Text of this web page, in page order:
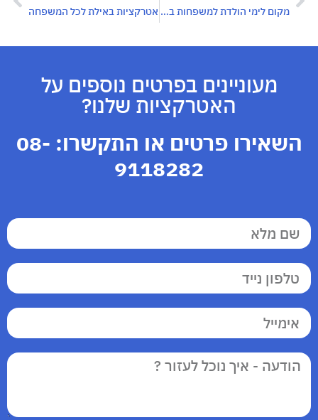
מקום לימי הולדת למשפחות באילת: החוויה המושלמת לחגיגה בלתי נשכחת אטרקציות באילת לכל המשפחה
מעוניינים בפרטים נוספים על
האטרקציות שלנו?
השאירו פרטים או התקשרו: 08-
9118282